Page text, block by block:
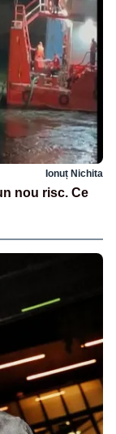
Ionuț Nichita
nou risc. Ce